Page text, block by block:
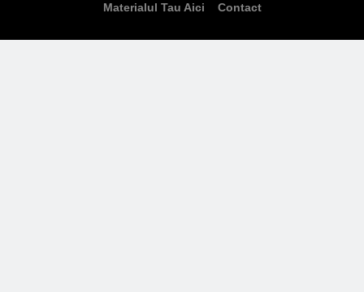
Materialul Tau Aici
Contact